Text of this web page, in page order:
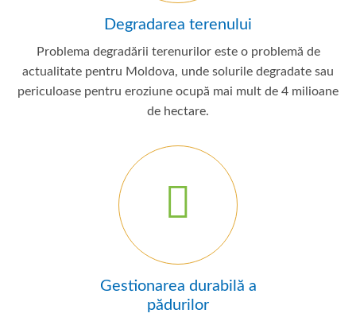
Degradarea terenului
Problema degradării terenurilor este o problemă de
actualitate pentru Moldova, unde solurile degradate sau
periculoase pentru eroziune ocupă mai mult de 4 milioane
de hectare.
Gestionarea durabilă a
pădurilor